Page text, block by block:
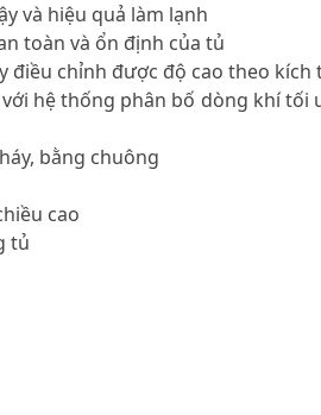
và hiệu quả làm lạnh
toàn và ổn định của tủ
điều chỉnh được độ cao theo kích
hệ thống phân bố dòng khí
bằng chuông
cao
tủ